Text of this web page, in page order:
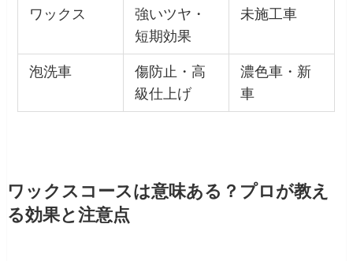
ワックス
強いツヤ・
短期効果
未施工車
泡洗車
傷防止・高
級仕上げ
濃色車・新
車
ワックスコースは意味ある？プロが教え
る効果と注意点